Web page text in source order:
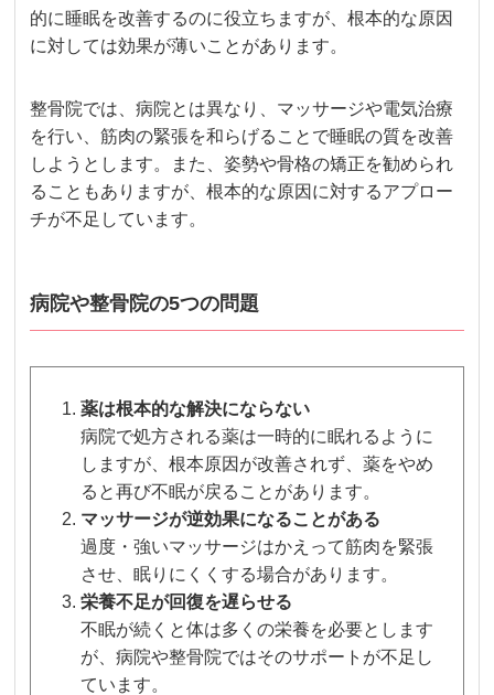
的に睡眠を改善するのに役立ちますが、根本的な原因
に対しては効果が薄いことがあります。
整骨院では、病院とは異なり、マッサージや電気治療
を行い、筋肉の緊張を和らげることで睡眠の質を改善
しようとします。また、姿勢や骨格の矯正を勧められ
ることもありますが、根本的な原因に対するアプロー
チが不足しています。
病院や整骨院の5つの問題
薬は根本的な解決にならない
病院で処方される薬は一時的に眠れるように
しますが、根本原因が改善されず、薬をやめ
ると再び不眠が戻ることがあります。
マッサージが逆効果になることがある
過度・強いマッサージはかえって筋肉を緊張
させ、眠りにくくする場合があります。
栄養不足が回復を遅らせる
不眠が続くと体は多くの栄養を必要とします
が、病院や整骨院ではそのサポートが不足し
ています。